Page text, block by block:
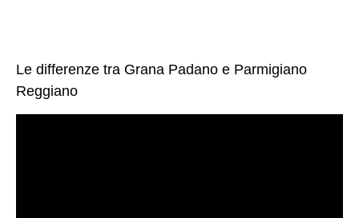
Le differenze tra Grana Padano e Parmigiano
Reggiano